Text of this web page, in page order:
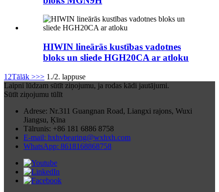
HIWIN lineārās kustības vadotnes
bloks un sliede HGH20CA ar atloku
1 2Tālāk >>> 1./2. lappuse
Laipni lūdzam sūtīt ziņojumu, ja rodas kādi jautājumi.
Sūtīt ziņojumu tūlīt
Adrese: Nr.311 Guangnan Road, Liangxi rajons, Wuxi
Jiangsu, Ķīna
Tālrunis: +86 181 6886 8758
E-mail: hxhvbearing@wxhxh.com
WhatsApp: 8618168868758